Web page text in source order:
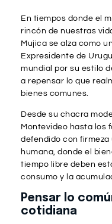
En tiempos donde el
rincón de nuestras
Mujica se alza como
Expresidente de
mundial por su estilo
a repensar lo que
bienes comunes.
Desde su chacra
Montevideo hasta los
defendido con
humana, donde el
tiempo libre deben
consumo y la
Pensar lo
cotidiana